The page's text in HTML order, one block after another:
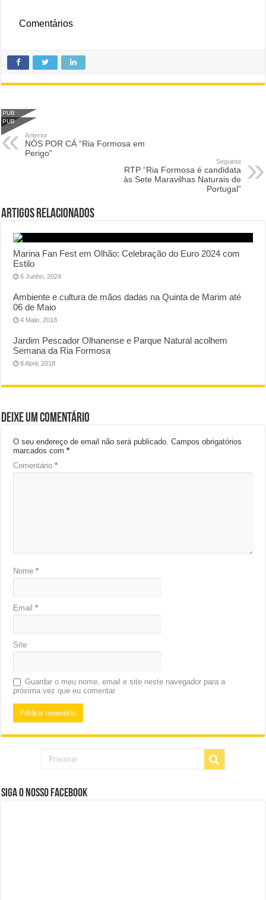
Comentários
PUB
PUB
Anterior
NÓS POR CÁ “Ria Formosa em
Perigo”
Seguinte
RTP “Ria Formosa é candidata
às Sete Maravilhas Naturais de
Portugal”
Artigos Relacionados
Marina Fan Fest em Olhão: Celebração do Euro 2024 com
Estilo
6 Junho, 2024
Ambiente e cultura de mãos dadas na Quinta de Marim até
06 de Maio
4 Maio, 2018
Jardim Pescador Olhanense e Parque Natural acolhem
Semana da Ria Formosa
8 Abril, 2018
Deixe um comentário
O seu endereço de email não será publicado. Campos obrigatórios
marcados com*
Comentário*
Nome*
Email*
Site
Guardar o meu nome, email e site neste navegador para a
próxima vez que eu comentar.
Siga o nosso Facebook